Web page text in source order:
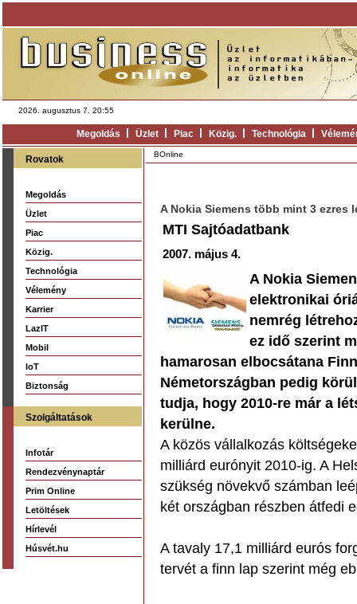
2026. augusztus 7. 20:55
Megoldás Üzlet Piac Közig. Technológia
Rovatok
Megoldás
Üzlet
Piac
Közig.
Technológia
Vélemény
Karrier
LazIT
Mobil
IoT
Biztonság
Szolgáltatások
Infotár
Rendezvénynaptár
Prim Online
Letöltések
Hírlevél
Húsvét.hu
BOnline
A Nokia Siemens több mint 3 ezres
MTI Sajtóadatbank
2007. május 4.
A Nokia
elektronikai
nemrég
ez idő szerint
hamarosan elbocsátana
Németországban pedig
tudja, hogy 2010-re már a
kerülne.
A közös vállalkozás
milliárd eurónyit 2010-ig. A
szükség növekvő számban
két országban részben átfedi
A tavaly 17,1 milliárd eurós
tervét a finn lap szerint még